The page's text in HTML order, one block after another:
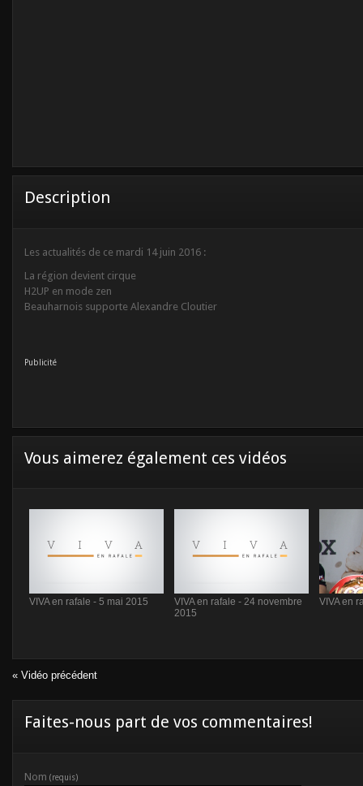
Description
Les actualités de ce mardi 14 juin 2016 :
La région devient cirque
H2UP en mode zen
Beauharnois supporte Alexandre Cloutier
Publicité
Vous aimerez également ces vidéos
VIVA en rafale - 5 mai 2015
VIVA en rafale - 24 novembre
2015
VIVA en
« Vidéo précédent
Faites-nous part de vos commentaires!
Nom (requis)